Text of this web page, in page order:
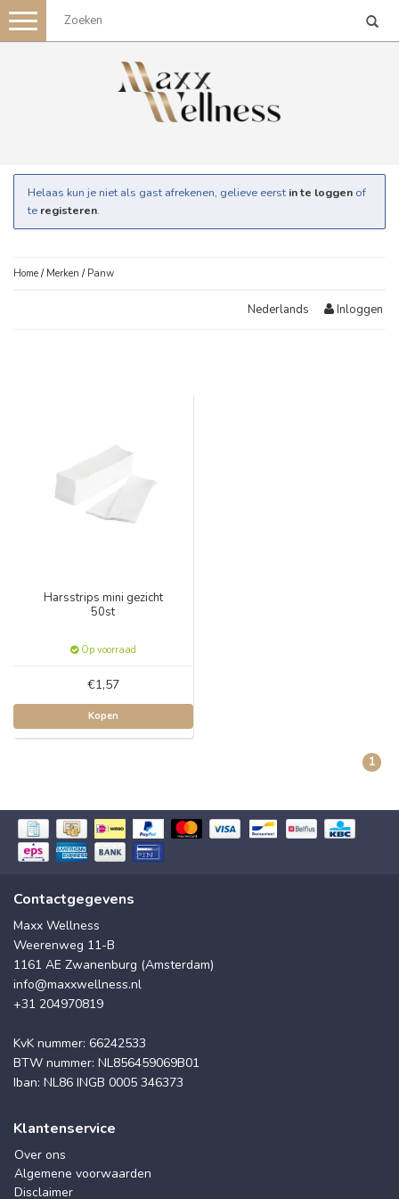
Toggle
navigation
Helaas kun je niet als gast afrekenen, gelieve eerst in te loggen of
te registeren.
Home / Merken / Panw
Nederlands Inloggen
Harsstrips mini gezicht
50st
Op voorraad
€1,57
Kopen
1
Contactgegevens
Maxx Wellness
Weerenweg 11-B
1161 AE Zwanenburg (Amsterdam)
info@maxxwellness.nl
+31 204970819
KvK nummer: 66242533
BTW nummer: NL856459069B01
Iban: NL86 INGB 0005 346373
Klantenservice
Over ons
Algemene voorwaarden
Disclaimer